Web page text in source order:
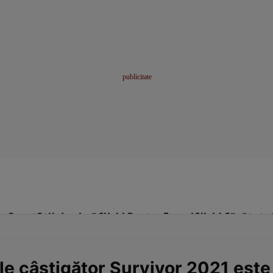
SportStil de viațăClick! Pentru FemeiClick! Sănătate
câștigător Survivor 2021